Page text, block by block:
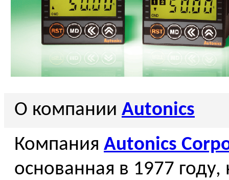
О компании Autonics
Компания Autonics
основанная в 1977